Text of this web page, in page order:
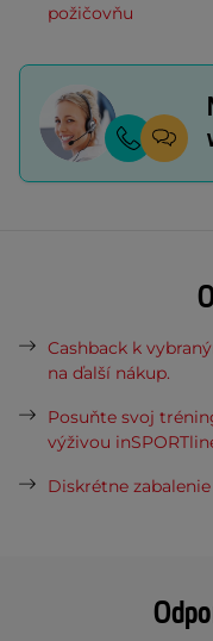
požičovňu
Cashback k
na ďalší nákup.
Posuňte svoj
výživou
Diskrétne zabalenie